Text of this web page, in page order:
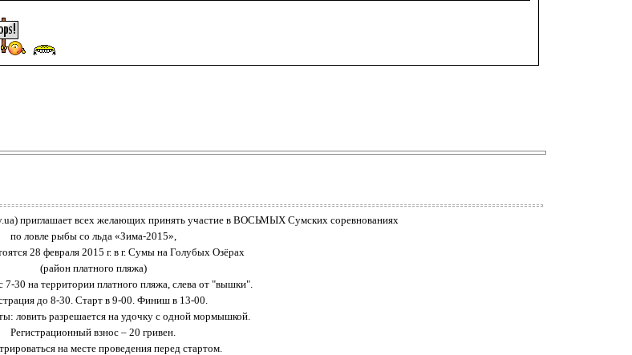
приглашает всех желающих принять участие в ВОСЬМЫХ Сумских соревнованиях
по ловле рыбы со льда «Зима-2015»,
28 февраля 2015 г. в г. Сумы на Голубых Озёрах
(район платного пляжа)
7-30 на территории платного пляжа, слева от "вышки".
до 8-30. Старт в 9-00. Финиш в 13-00.
ловить разрешается на удочку с одной мормышкой.
Регистрационный взнос – 20 гривен.
на месте проведения перед стартом.